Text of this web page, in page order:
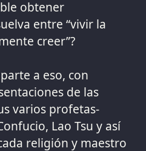
obtener
entre “vivir la
creer”?
a eso, con
de las
varios profetas-
Lao Tsu y así
religión y maestro